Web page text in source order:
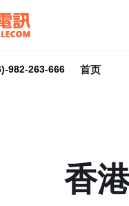
982-263-666 首页
香